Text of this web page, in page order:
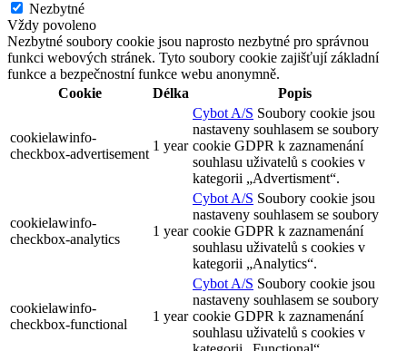
Nezbytné
Vždy povoleno
Nezbytné soubory cookie jsou naprosto nezbytné pro správnou
funkci webových stránek. Tyto soubory cookie zajišťují základní
funkce a bezpečnostní funkce webu anonymně.
Cookie
Délka Popis
cookielawinfo-
checkbox-advertisement
1 year
Cybot A/S Soubory cookie jsou
nastaveny souhlasem se soubory
cookie GDPR k zaznamenání
souhlasu uživatelů s cookies v
kategorii „Advertisment“.
cookielawinfo-
checkbox-analytics
1 year
Cybot A/S Soubory cookie jsou
nastaveny souhlasem se soubory
cookie GDPR k zaznamenání
souhlasu uživatelů s cookies v
kategorii „Analytics“.
cookielawinfo-
checkbox-functional
1 year
Cybot A/S Soubory cookie jsou
nastaveny souhlasem se soubory
cookie GDPR k zaznamenání
souhlasu uživatelů s cookies v